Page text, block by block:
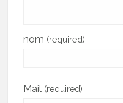
nom (required)
Mail (required)